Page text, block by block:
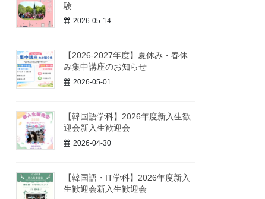
験
2026-05-14
【2026-2027年度】夏休み・春休
み集中講座のお知らせ
2026-05-01
【韓国語学科】2026年度新入生歓
迎会新入生歓迎会
2026-04-30
【韓国語・IT学科】2026年度新入
生歓迎会新入生歓迎会